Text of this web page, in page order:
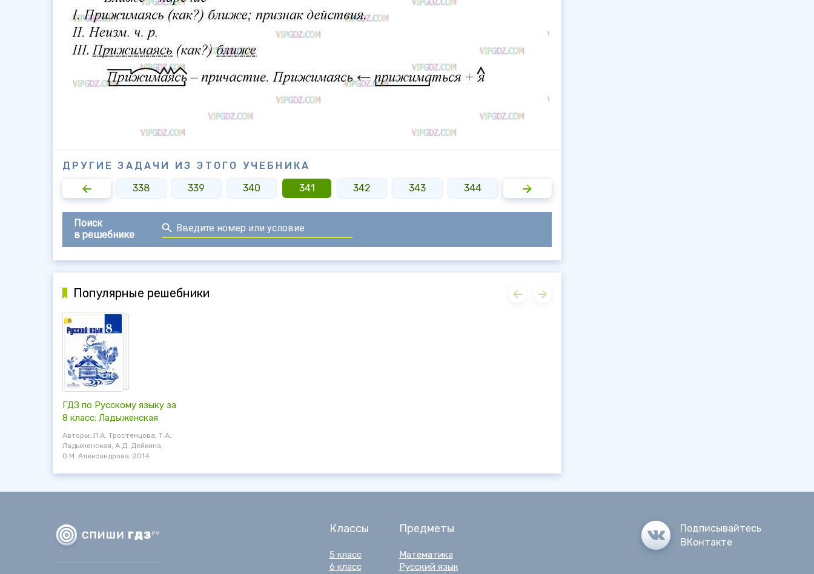
ДРУГИЕ ЗАДАЧИ ИЗ ЭТОГО УЧЕБНИКА
337 338 339 340 341 342 343 344 345
Поиск
в решебнике
Популярные решебники
ГДЗ по Русскому языку за
8 класс: Ладыженская
Авторы: Л.А. Тростенцова, Т.А.
Ладыженская, А.Д. Дейкина,
О.М. Александрова. 2014
Классы
5 класс
6 класс
Предметы
Математика
Русский язык
Подписывайтесь
ВКонтакте